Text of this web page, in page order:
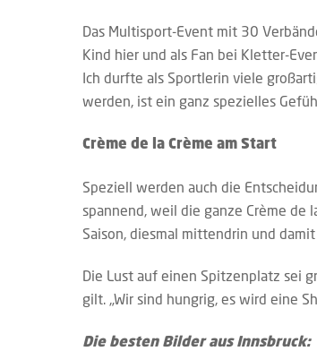
Das Multisport-Event mit 30
Kind hier und als Fan bei Kletter-
Ich durfte als Sportlerin viele
werden, ist ein ganz spezielles
Crème de la Crème am Start
Speziell werden auch die
spannend, weil die ganze Crème de
Saison, diesmal mittendrin und
Die Lust auf einen Spitzenplatz sei
gilt. „Wir sind hungrig, es wird eine
Die besten Bilder aus Innsbruck: